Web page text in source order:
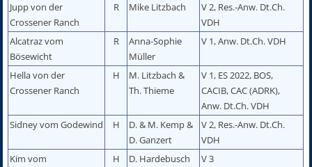
Jupp von der
Crossener Ranch
R Mike Litzbach
V 2, Res.-Anw. Dt.Ch.
VDH
Alcatraz vom
Bösewicht
R
Anna-Sophie
Müller
V 1, Anw. Dt.Ch. VDH
Hella von der
Crossener Ranch
H
M. Litzbach &
Th. Thieme
V 1, ES 2022, BOS,
CACIB, CAC (ADRK),
Anw. Dt.Ch. VDH
Sidney vom Godewind
H
D. & M. Kemp &
D. Ganzert
V 2, Res.-Anw. Dt.Ch.
VDH
Kim vom
H
D. Hardebusch
V 3